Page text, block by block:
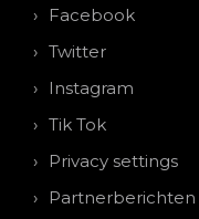
Facebook
Twitter
Instagram
Tik Tok
Privacy settings
Partnerberichten